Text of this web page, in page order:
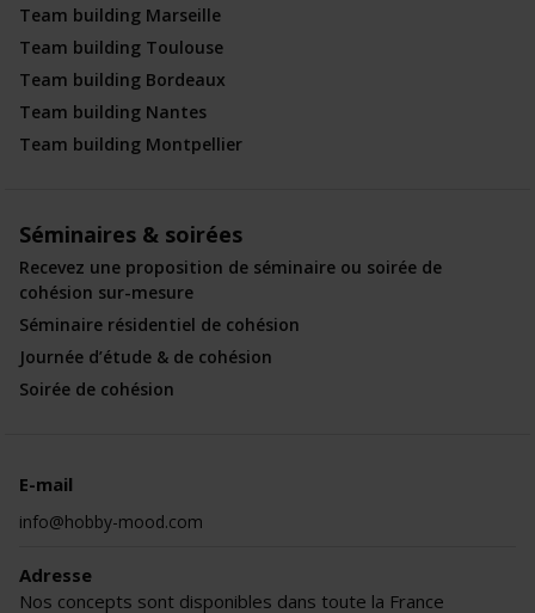
Team building Marseille
Team building Toulouse
Team building Bordeaux
Team building Nantes
Team building Montpellier
Séminaires & soirées
Recevez une proposition de séminaire ou soirée de
cohésion sur-mesure
Séminaire résidentiel de cohésion
Journée d’étude & de cohésion
Soirée de cohésion
E-mail
info@hobby-mood.com
Adresse
Nos concepts sont disponibles dans toute la France